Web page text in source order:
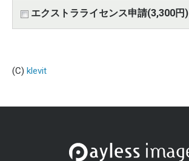
エクストラライセンス申請(3,300円)
(C) klevit